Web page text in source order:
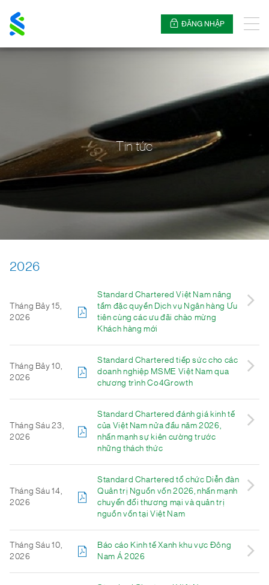
Chartered
ĐĂNG NHẬP
Tin tức
2026
Tháng Bảy 15,
2026
Standard Chartered Việt Nam nâng
tầm đặc quyền Dịch vụ Ngân hàng Ưu
tiên cùng các ưu đãi chào mừng
Khách hàng mới
Tháng Bảy 10,
2026
Standard Chartered tiếp sức cho các
doanh nghiệp MSME Việt Nam qua
chương trình Co4Growth
Tháng Sáu 23,
2026
Standard Chartered đánh giá kinh tế
của Việt Nam nửa đầu năm 2026,
nhấn mạnh sự kiên cường trước
những thách thức
Tháng Sáu 14,
2026
Standard Chartered tổ chức Diễn đàn
Quản trị Nguồn vốn 2026, nhấn mạnh
chuyển đổi thương mại và quản trị
nguồn vốn tại Việt Nam
Tháng Sáu 10,
2026
Báo cáo Kinh tế Xanh khu vực Đông
Nam Á 2026